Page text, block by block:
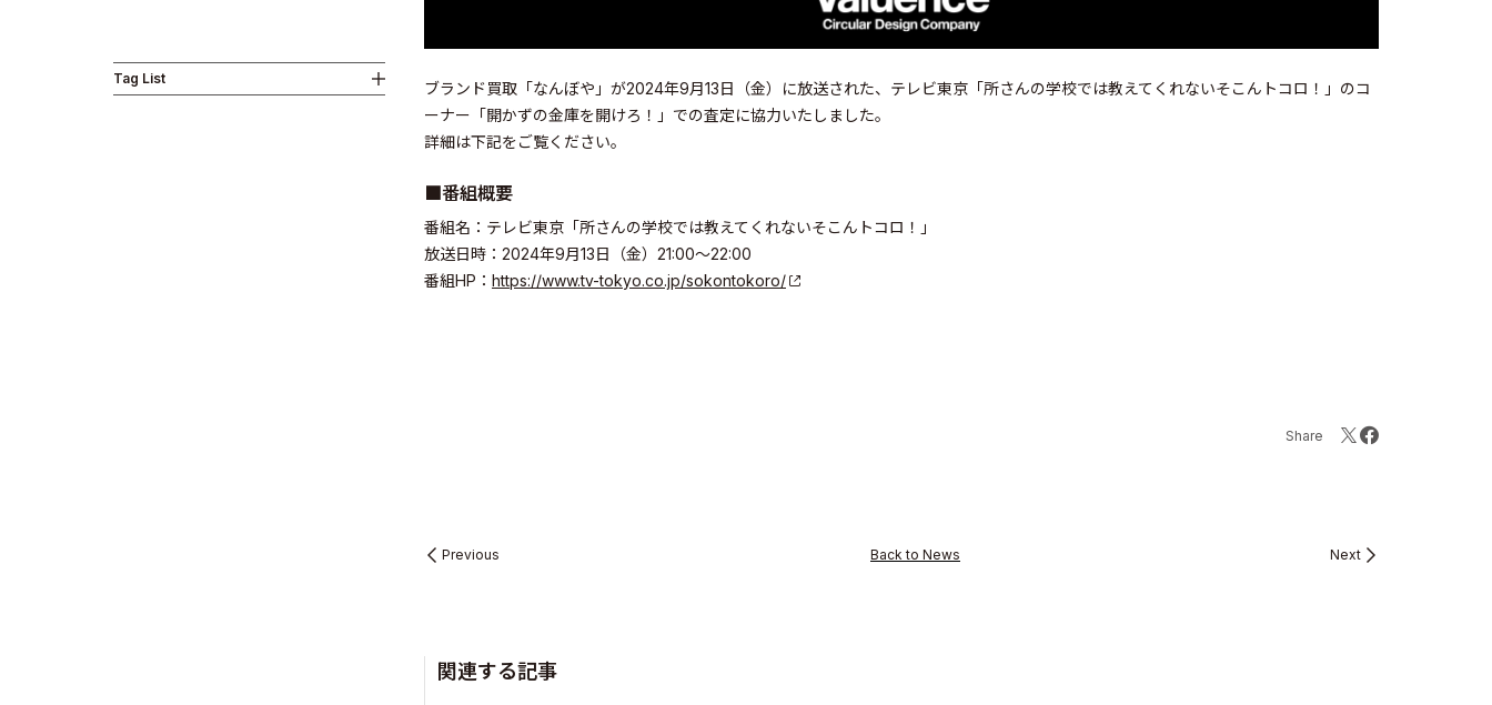
Business
Sustainability
Tag List
ブランド買取「なんぼや」が2024年9月13日（金）に放送された、テレビ東京「所さんの学校では教えてくれないそこんトコロ！」のコ
ーナー「開かずの金庫を開けろ！」での査定に協力いたしました。
詳細は下記をご覧ください。
■番組概要
番組名：テレビ東京「所さんの学校では教えてくれないそこんトコロ！」
放送日時：2024年9月13日（金）21:00〜22:00
番組HP： https://www.tv-tokyo.co.jp/sokontokoro/
Share
Previous Back to News Next
関連する記事